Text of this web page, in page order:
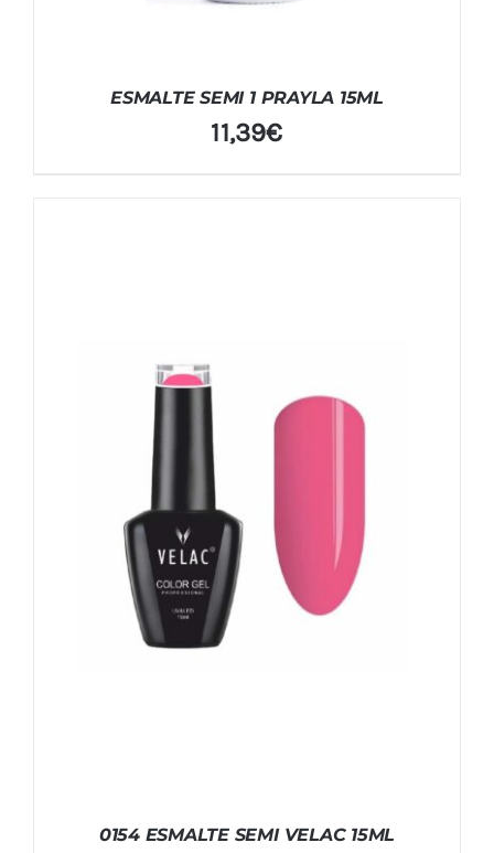
ESMALTE SEMI 1 PRAYLA 15ML
11,39€
0154 ESMALTE SEMI VELAC 15ML